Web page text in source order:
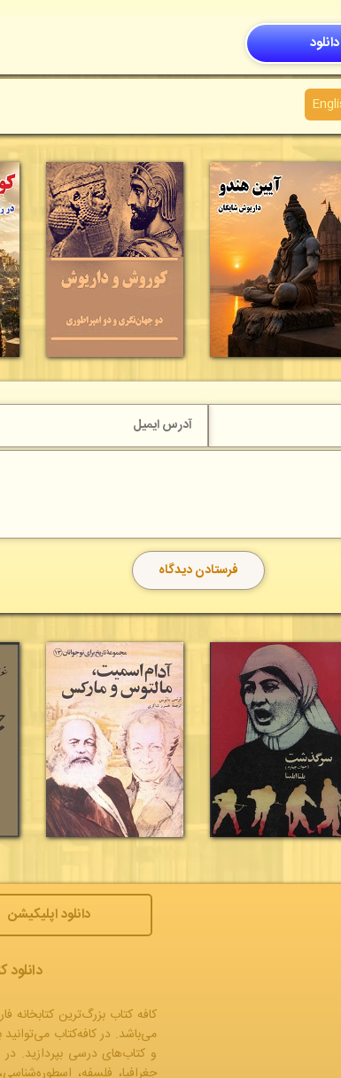
دانلود
دانلود اپلیکیشن
کافه کتاب بزرگ‌ترین کتابخانه
می‌باشد. در کافه‌کتاب
و کتاب‌های درسی بپردازید.
جغرافیا، فلسفه،